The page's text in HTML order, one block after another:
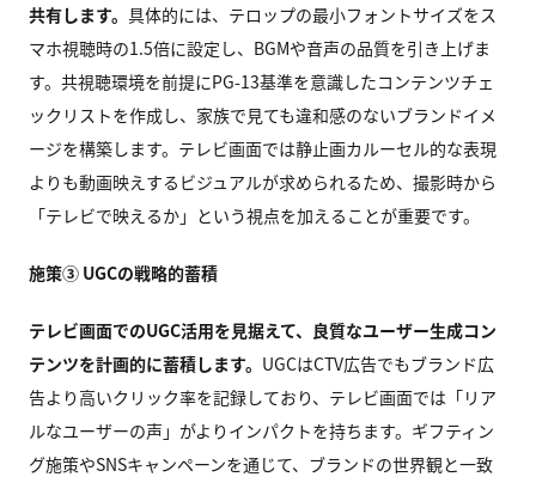
共有します。 具体的には、テロップの最小フォントサイズをス
マホ視聴時の1.5倍に設定し、BGMや音声の品質を引き上げま
す。共視聴環境を前提にPG-13基準を意識したコンテンツチェ
ックリストを作成し、家族で見ても違和感のないブランドイメ
ージを構築します。テレビ画面では静止画カルーセル的な表現
よりも動画映えするビジュアルが求められるため、撮影時から
「テレビで映えるか」という視点を加えることが重要です。
施策③ UGCの戦略的蓄積
テレビ画面でのUGC活用を見据えて、良質なユーザー生成コン
テンツを計画的に蓄積します。 UGCはCTV広告でもブランド広
告より高いクリック率を記録しており、テレビ画面では「リア
ルなユーザーの声」がよりインパクトを持ちます。ギフティン
グ施策やSNSキャンペーンを通じて、ブランドの世界観と一致